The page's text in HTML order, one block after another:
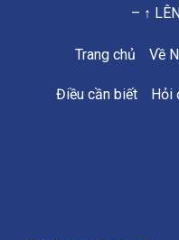
– ↑
Trang chủ Về
Điều cần biết Hỏi